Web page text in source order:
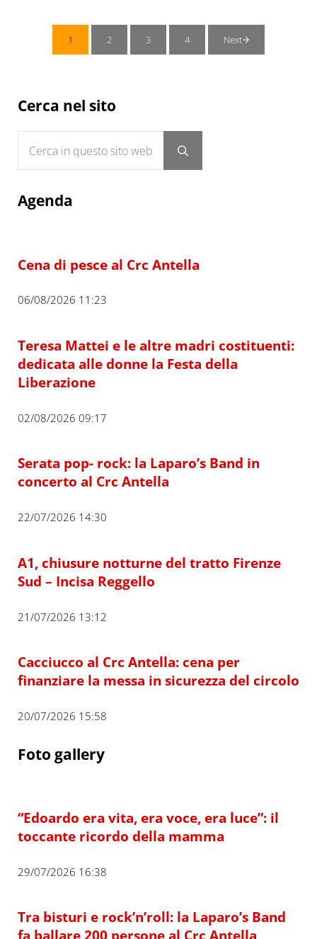
Pagina
1 Pagina
2 Pagina
3 Pagina
4 Next
Sidebar
Cerca nel sito
Submit search
Agenda
Cena di pesce al Crc Antella
06/08/2026 11:23
Teresa Mattei e le altre madri costituenti:
dedicata alle donne la Festa della
Liberazione
02/08/2026 09:17
Serata pop- rock: la Laparo’s Band in
concerto al Crc Antella
22/07/2026 14:30
A1, chiusure notturne del tratto Firenze
Sud – Incisa Reggello
21/07/2026 13:12
Cacciucco al Crc Antella: cena per
finanziare la messa in sicurezza del circolo
20/07/2026 15:58
Foto gallery
“Edoardo era vita, era voce, era luce”: il
toccante ricordo della mamma
29/07/2026 16:38
Tra bisturi e rock’n’roll: la Laparo’s Band
fa ballare 200 persone al Crc Antella